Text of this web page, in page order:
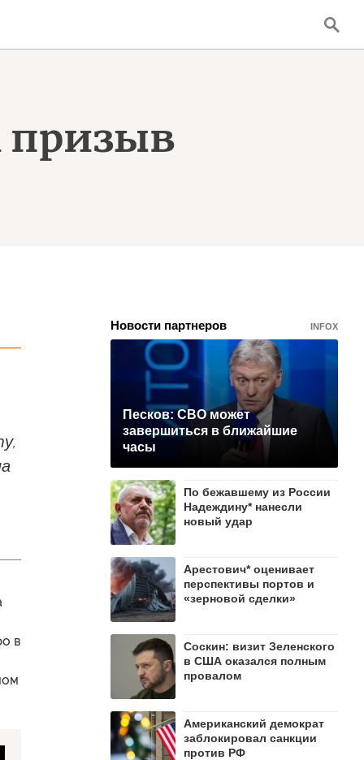
призыв
в
Новости партнеров INFOX
Песков: СВО может
завершиться в ближайшие
часы
По бежавшему из России
Надеждину* нанесли
новый удар
Арестович* оценивает
перспективы портов и
«зерновой сделки»
Соскин: визит Зеленского
в США оказался полным
провалом
Американский демократ
заблокировал санкции
против РФ